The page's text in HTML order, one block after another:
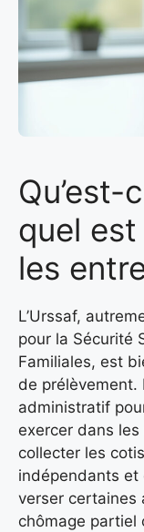
Qu’est-
quel
les
L’Urssaf,
pour la Sécurité
Familiales, est
de prélèvement.
administratif
exercer dans
collecter les
indépendants et
verser certaines
chômage partiel